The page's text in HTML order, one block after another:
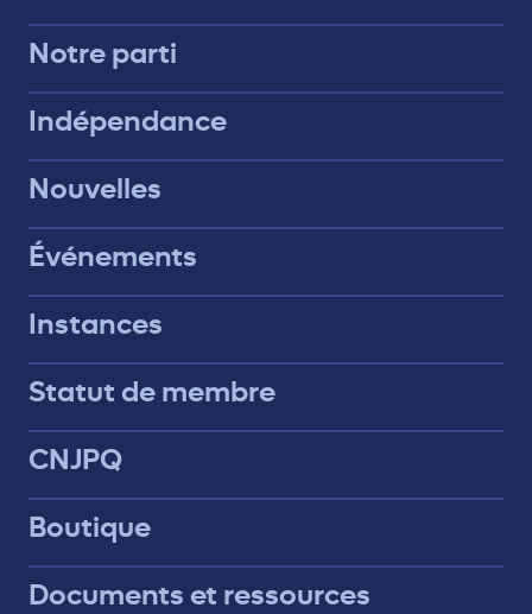
Notre parti
Indépendance
Nouvelles
Événements
Instances
Statut de membre
CNJPQ
Boutique
Documents et ressources